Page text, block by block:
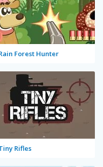
Forest Hunter
Rifles